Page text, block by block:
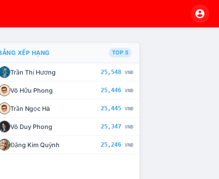
CHẾ TÀI XỬ LÝ VI PHẠM
XẾP HẠNG TOP 5
Trần Thị Hương 25,548 VNĐ
Võ Hữu Phong 25,446 VNĐ
Trần Ngọc Hà 25,445 VNĐ
Võ Duy Phong 25,347 VNĐ
Đặng Kim Quỳnh 25,246 VNĐ